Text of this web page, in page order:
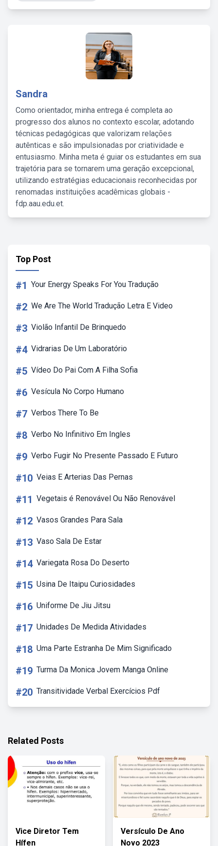
Sandra
Como orientador, minha entrega é completa ao
progresso dos alunos no contexto escolar, adotando
técnicas pedagógicas que valorizam relações
autênticas e são impulsionadas por criatividade e
entusiasmo. Minha meta é guiar os estudantes em sua
trajetória para se tornarem uma geração excepcional,
utilizando estratégias educacionais reconhecidas por
renomadas instituições acadêmicas globais -
fdp.aau.edu.et.
Top Post
#1 Your Energy Speaks For You Tradução
#2 We Are The World Tradução Letra E Video
#3 Violão Infantil De Brinquedo
#4 Vidrarias De Um Laboratório
#5 Vídeo Do Pai Com A Filha Sofia
#6 Vesícula No Corpo Humano
#7 Verbos There To Be
#8 Verbo No Infinitivo Em Ingles
#9 Verbo Fugir No Presente Passado E Futuro
#10 Veias E Arterias Das Pernas
#11 Vegetais é Renovável Ou Não Renovável
#12 Vasos Grandes Para Sala
#13 Vaso Sala De Estar
#14 Variegata Rosa Do Deserto
#15 Usina De Itaipu Curiosidades
#16 Uniforme De Jiu Jitsu
#17 Unidades De Medida Atividades
#18 Uma Parte Estranha De Mim Significado
#19 Turma Da Monica Jovem Manga Online
#20 Transitividade Verbal Exercícios Pdf
Related Posts
Vice Diretor Tem
Hífen
Versículo De Ano
Novo 2023